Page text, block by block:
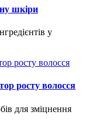
шкіри
у
росту волосся
для зміцнення